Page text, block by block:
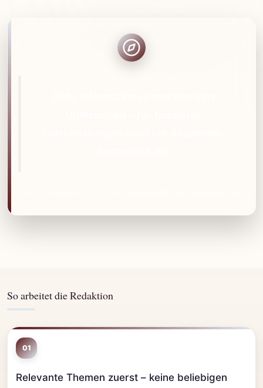
So arbeitet die Redaktion
01
Relevante Themen zuerst – keine beliebigen